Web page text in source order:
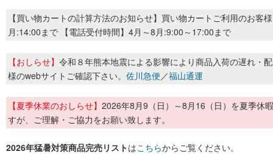
【買い物カートの計算方法のお知らせ】買い物カートご利用のお客
月:14:00まで 【電話受付時間】4月～8月:9:00～17:00まで
【おしらせ】 令和８年熊本地震による影響により商品入荷の遅れ・
様のwebサイトご確認下さい。 佐川急便／福山通運
【夏季休業のおしらせ】 2026年8月9（日）～8月16（日）を夏季休
すが、ご理解・ご協力をお願い致します。
2026年猛暑対策商品完売リストはこちらからご覧ください。